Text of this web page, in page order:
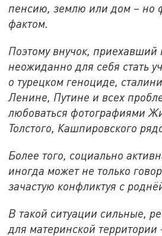
пенсию, землю или дом – но
фактом.
Поэтому внучок, приехавший
неожиданно для себя стать
о турецком геноциде,
Ленине, Путине и всех
любоваться фотографиями
Толстого, Кашпировского
Более того, социально
иногда может не только
зачастую конфликтуя с
В такой ситуации сильные,
для материнской территории